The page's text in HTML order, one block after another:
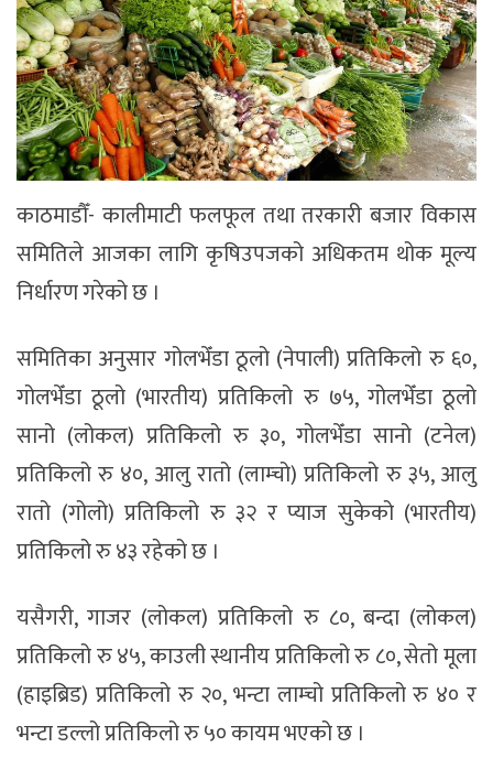
काठमाडौँ- कालीमाटी फलफूल तथा तरकारी बजार विकास
समितिले आजका लागि कृषिउपजको अधिकतम थोक मूल्य
निर्धारण गरेको छ ।
समितिका अनुसार गोलभेँडा ठूलो (नेपाली) प्रतिकिलो रु ६०,
गोलभेँडा ठूलो (भारतीय) प्रतिकिलो रु ७५, गोलभेँडा ठूलो
सानो (लोकल) प्रतिकिलो रु ३०, गोलभेँडा सानो (टनेल)
प्रतिकिलो रु ४०, आलु रातो (लाम्चो) प्रतिकिलो रु ३५, आलु
रातो (गोलो) प्रतिकिलो रु ३२ र प्याज सुकेको (भारतीय)
प्रतिकिलो रु ४३ रहेको छ ।
यसैगरी, गाजर (लोकल) प्रतिकिलो रु ८०, बन्दा (लोकल)
प्रतिकिलो रु ४५, काउली स्थानीय प्रतिकिलो रु ८०, सेतो मूला
(हाइब्रिड) प्रतिकिलो रु २०, भन्टा लाम्चो प्रतिकिलो रु ४० र
भन्टा डल्लो प्रतिकिलो रु ५० कायम भएको छ ।